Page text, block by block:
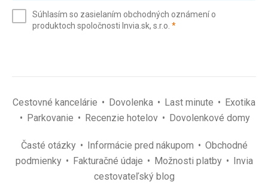
(povinné)
Súhlasím so zasielaním obchodných oznámení o
produktoch spoločnosti Invia.sk, s.r.o. *(povinné)
Cestovné kancelárie Dovolenka Last minute
Exotika
Parkovanie
Recenzie hotelov Dovolenkové domy
Časté otázky Informácie pred nákupom
Obchodné
podmienky
Fakturačné údaje Možnosti platby
Invia
cestovateľský blog